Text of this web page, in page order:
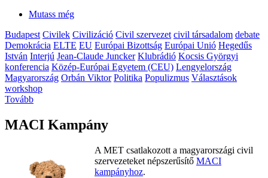
Mutass még
Budapest Civilek Civilizáció Civil szervezet civil társadalom debate
Demokrácia ELTE EU Európai Bizottság Európai Unió Hegedűs
István Interjú Jean-Claude Juncker Klubrádió Kocsis Györgyi
konferencia Közép-Európai Egyetem (CEU) Lengyelország
Magyarország Orbán Viktor Politika Populizmus Választások
workshop
Tovább
MACI Kampány
A MET csatlakozott a magyarországi civil
szervezeteket népszerűsítő MACI
kampányhoz.